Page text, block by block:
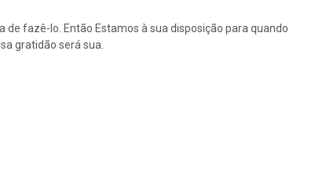
fazê-lo. Então Estamos à sua disposição para quando
gratidão será sua.